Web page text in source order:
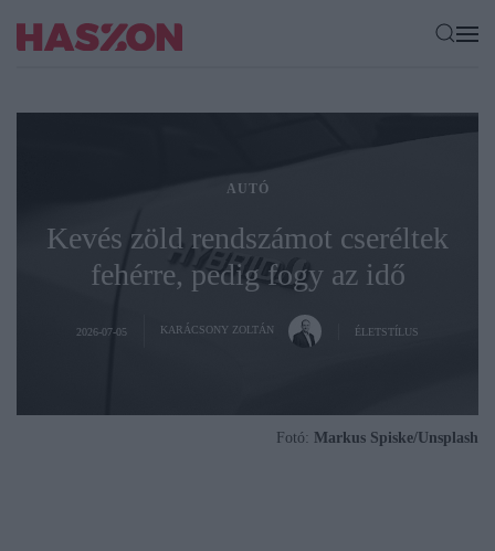
AUTÓ
Kevés zöld rendszámot cseréltek
fehérre, pedig fogy az idő
2026-07-05 KARÁCSONY ZOLTÁN ÉLETSTÍLUS
Fotó: Markus Spiske/Unsplash